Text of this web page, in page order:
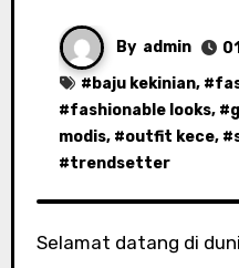
By admin
# baju kekinian, #
#fashionable looks, #
modis, #outfit kece, #
#trendsetter
Selamat datang di dunia mode, di mana kami